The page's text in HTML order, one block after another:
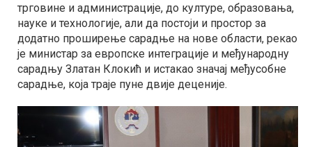
трговине и администрације, до културе, образовања,
науке и технологије, али да постоји и простор за
додатно проширење сарадње на нове области, рекао
је министар за европске интеграције и међународну
сарадњу Златан Клокић и истакао значај међусобне
сарадње, која траје пуне двије деценије.